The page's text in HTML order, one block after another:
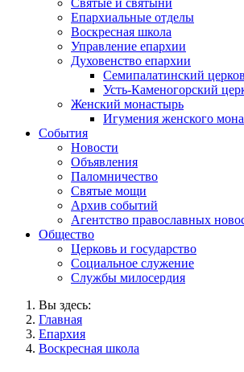
Святые и святыни
Епархиальные отделы
Воскресная школа
Управление епархии
Духовенство епархии
Семипалатинский
Усть-Каменогорский
Женский монастырь
Игумения женского
События
Новости
Объявления
Паломничество
Святые мощи
Архив событий
Агентство православных
Общество
Церковь и государство
Социальное служение
Службы милосердия
Вы здесь:
Главная
Епархия
Воскресная школа